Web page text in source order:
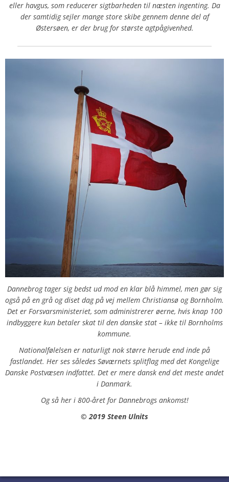
eller havgus, som reducerer sigtbarheden til næsten ingenting. Da
der samtidig sejler mange store skibe gennem denne del af
Østersøen, er der brug for største agtpågivenhed.
Dannebrog tager sig bedst ud mod en klar blå himmel, men gør sig
også på en grå og diset dag på vej mellem Christiansø og Bornholm.
Det er Forsvarsministeriet, som administrerer øerne, hvis knap 100
indbyggere kun betaler skat til den danske stat – ikke til Bornholms
kommune.
Nationalfølelsen er naturligt nok større herude end inde på
fastlandet. Her ses således Søværnets splitflag med det Kongelige
Danske Postvæsen indfattet. Det er mere dansk end det meste andet
i Danmark.
Og så her i 800-året for Dannebrogs ankomst!
© 2019 Steen Ulnits